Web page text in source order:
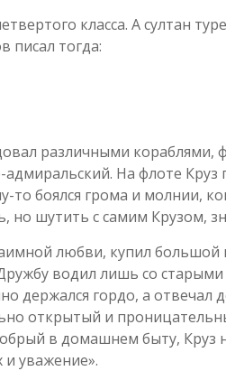
класса. А султан
писал тогда:
различными кораблями,
На флоте Круз
боялся грома и молнии,
но шутить с самим Крузом,
любви, купил
водил лишь со
держался гордо, а отвечал
открытый и
в домашнем быту,
уважение».